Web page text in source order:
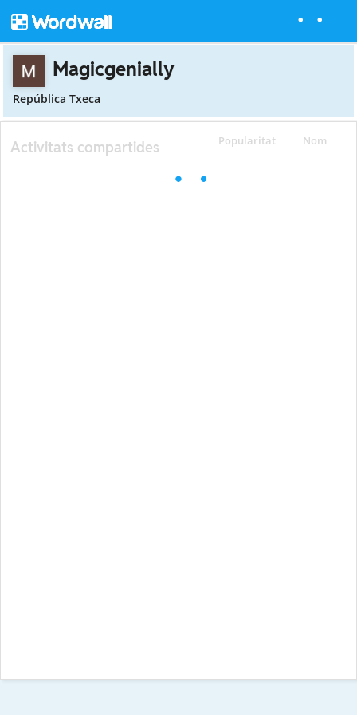
Magicgenially
República Txeca
Popularitat Nom
Activitats compartides